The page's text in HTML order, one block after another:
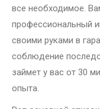
все необходимое.
профессиональный
своими руками в
соблюдение
займет у вас от 30
опыта.